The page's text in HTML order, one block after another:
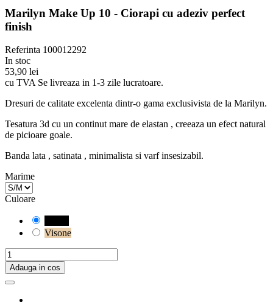
Marilyn Make Up 10 - Ciorapi cu adeziv perfect
finish
Referinta 100012292
In stoc
53,90 lei
cu TVA Se livreaza in 1-3 zile lucratoare.
Dresuri de calitate excelenta dintr-o gama exclusivista de la Marilyn.
Tesatura 3d cu un continut mare de elastan , creeaza un efect natural
de picioare goale.
Banda lata , satinata , minimalista si varf insesizabil.
Marime
Culoare
Visone
Adauga in cos